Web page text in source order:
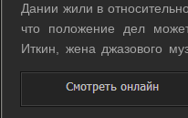
Дании жили в
что положение дел
Иткин, жена джазового
собирать вещи и
отмахнулся: всё это
плохого не случится. Но ...